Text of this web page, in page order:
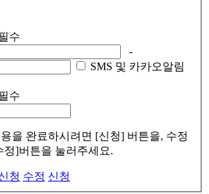
-
SMS 및 카카오알림
을 완료하시려면 [신청] 버튼을, 수정
정]버튼을 눌러주세요.
청 수정 신청